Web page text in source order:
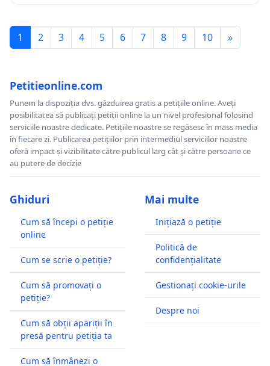
1 2 3 4 5 6 7 8 9 10 »
Petitieonline.com
Punem la dispoziția dvs. găzduirea gratis a petițiile online. Aveți
posibilitatea să publicați petiții online la un nivel profesional folosind
serviciile noastre dedicate. Petițiile noastre se regăsesc în mass media
în fiecare zi. Publicarea petițiilor prin intermediul serviciilor noastre
oferă impact și vizibilitate către publicul larg cât și către persoane ce
au putere de decizie
Ghiduri
Cum să începi o petiție
online
Cum se scrie o petiție?
Cum să promovați o
petiție?
Cum să obții apariții în
presă pentru petiția ta
Cum să înmânezi o
Mai multe
Inițiază o petiție
Politică de
confidențialitate
Gestionați cookie-urile
Despre noi